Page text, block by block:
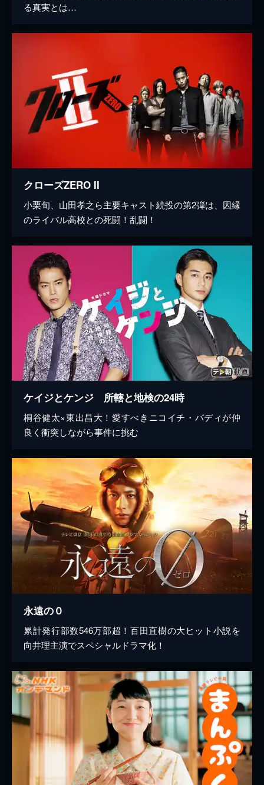
る真実とは…
クローズZERO II
小栗旬、山田孝之ら主要キャスト続投の第2弾は、因縁
のライバル高校との死闘！乱闘！
ケイジとケンジ 所轄と地検の24時
桐谷健太×東出昌大！愛すべきニコイチ・バディが仲
良く衝突しながら事件に挑む
永遠の０
累計発行部数546万部超！百田直樹の大ヒット小説を
向井理主演でスペシャルドラマ化！